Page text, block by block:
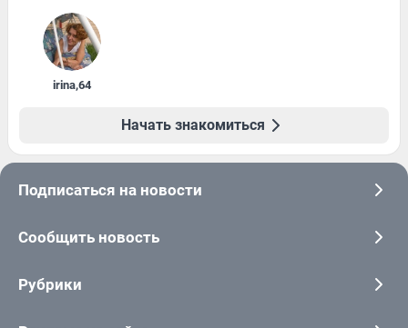
irina,64
Начать знакомиться
Подписаться на новости
Сообщить новость
Рубрики